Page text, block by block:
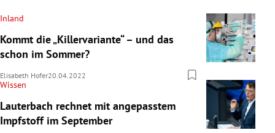
Inland
Kommt die „Killervariante“ – und das
schon im Sommer?
Elisabeth Hofer20.04.2022
Wissen
Lauterbach rechnet mit angepasstem
Impfstoff im September